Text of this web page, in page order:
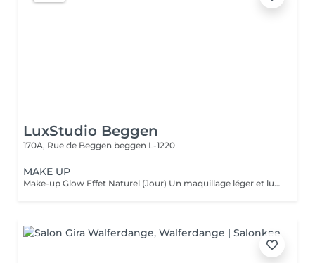
LuxStudio Beggen
170A, Rue de Beggen beggen L-1220
MAKE UP
Make-up Glow Effet Naturel (Jour) Un maquillage léger et lumineux qui sublime votre beauté naturelle. Idéal pour la journée, rendez-vous professionnels ou shootings naturels. Teint unifié, regard réveillé, sans surcharge. Frais, discret et élégant. Make-up Glamour Événements & Soirées Un maquillage sophistiqué avec une tenue renforcée, parfait pour fêtes, mariages ou séances photo. Association d'un teint parfait, d'un regard travaillé et de corrections subtiles pour un effet wow qui reste naturel. Élégance, intensité et mise en valeur. Make-up Luxe Haute Définition & Longue Durée Un maquillage professionnel avec préparation complète de la peau, correction des volumes, camouflage des imperfections et mise en lumière des traits. Tenue extrême, idéal pour caméras HD, mariée, ou occasions exigeantes. Finition impeccable, résultat haut de gamme.